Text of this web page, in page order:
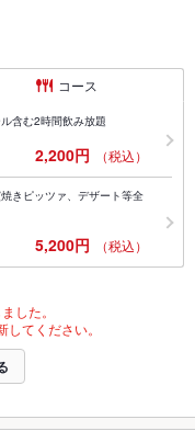
コース
含む2時間飲み放題
2,200円 （税込）
きピッツァ、デザート等全
5,200円 （税込）
した。
てください。